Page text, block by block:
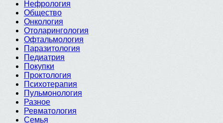
Нефрология
Общество
Онкология
Отоларингология
Офтальмология
Паразитология
Педиатрия
Покупки
Проктология
Психотерапия
Пульмонология
Разное
Ревматология
Семья